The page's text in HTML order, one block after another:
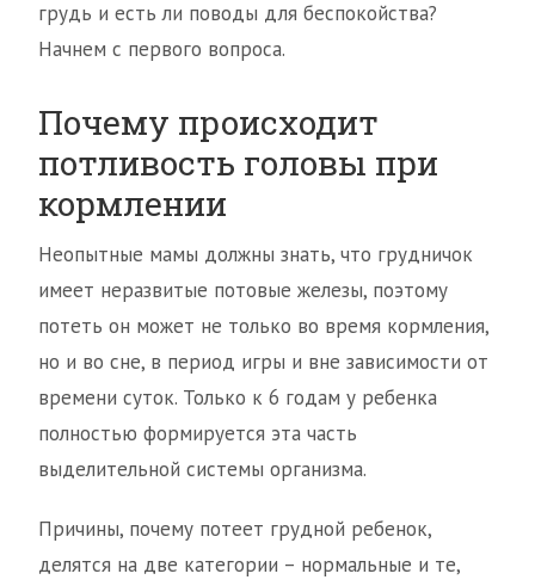
грудь и есть ли поводы для беспокойства?
Начнем с первого вопроса.
Почему происходит
потливость головы при
кормлении
Неопытные мамы должны знать, что грудничок
имеет неразвитые потовые железы, поэтому
потеть он может не только во время кормления,
но и во сне, в период игры и вне зависимости от
времени суток. Только к 6 годам у ребенка
полностью формируется эта часть
выделительной системы организма.
Причины, почему потеет грудной ребенок,
делятся на две категории – нормальные и те,